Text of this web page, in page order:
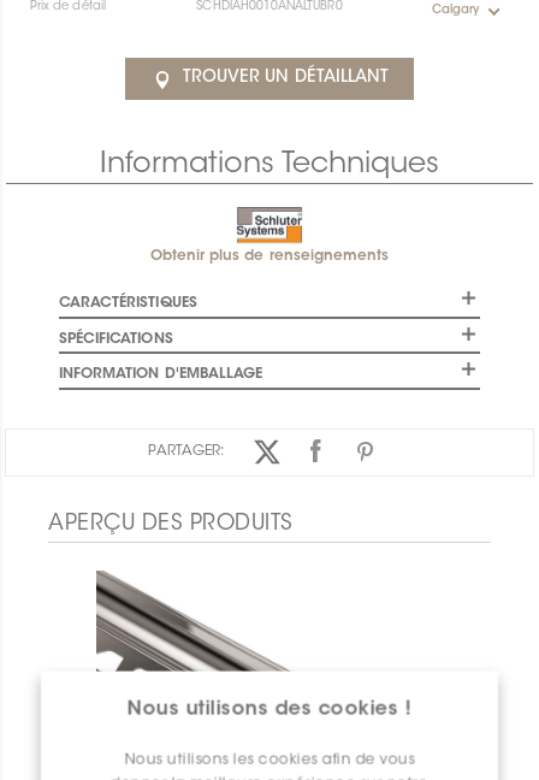
Nous utilisons des cookies !
Nous utilisons les cookies afin de vous
Prix de détail SCHDIAH0010ANALTUBR0 Calgary
TROUVER UN DÉTAILLANT
Informations Techniques
Obtenir plus de renseignements
CARACTÉRISTIQUES
SPÉCIFICATIONS
INFORMATION D'EMBALLAGE
PARTAGER:
APERÇU DES PRODUITS